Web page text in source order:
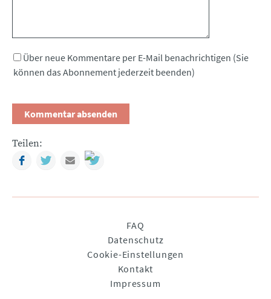
Über neue Kommentare per E-Mail benachrichtigen (Sie
können das Abonnement jederzeit beenden)
Teilen:
FacebookTwitterMail
FAQ
Datenschutz
Cookie-Einstellungen
Kontakt
Impressum